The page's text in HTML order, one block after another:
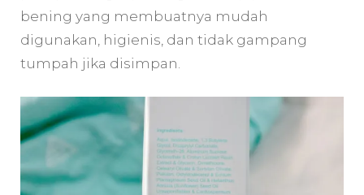
bening yang membuatnya mudah
digunakan, higienis, dan tidak gampang
tumpah jika disimpan.